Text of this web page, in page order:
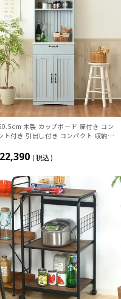
木製 カップボード 扉付き コン
ト付き 引出し付き コンパクト 収納棚
カントリー おしゃれ ブルー
22,390 税込